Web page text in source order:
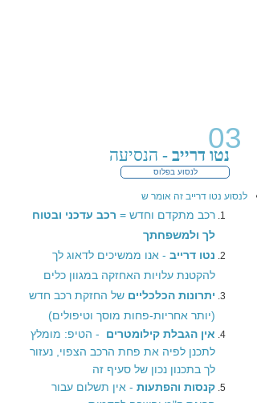
נטו דרייב - הנסיעה
03
לנסוע בפלוס
לנסוע נטו דרייב זה אומר ש
רכב מתקדם וחדש = רכב עדכני ובטוח
לך ולמשפחתך
נטו דרייב - אנו ממשיכים לדאוג לך
להקטנת עלויות האחזקה במגוון כלים
יתרונות הכלכליים של החזקת רכב חדש
(יותר אחריות-פחות מוסך וטיפולים)
אין הגבלת קילומטרים - הטיפ: מומלץ
לתכנן לפיה את פחת הרכב הצפוי, נעזור
לך בתכנון נכון של סעיף זה
קנסות והפתעות - אין תשלום עבור